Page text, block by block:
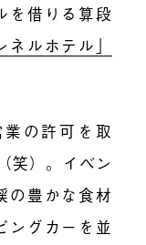
を借りる算段
ネルホテル」
の許可を取
笑）。イベン
の豊かな食材
ングカーを並